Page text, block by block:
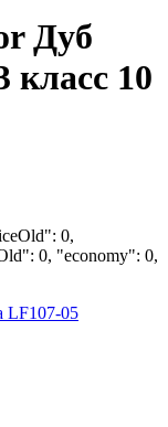
Дуб
класс 10
0,
0, "economy": 0,